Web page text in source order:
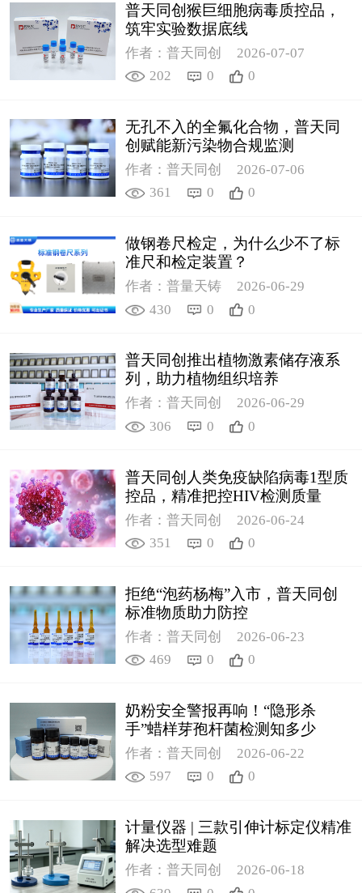
普天同创猴巨细胞病毒质控品，
筑牢实验数据底线
作者：普天同创
2026-07-07
202
0 0
无孔不入的全氟化合物，普天同
创赋能新污染物合规监测
作者：普天同创
2026-07-06
361
0 0
做钢卷尺检定，为什么少不了标
准尺和检定装置？
作者：普量天铸
2026-06-29
430
0 0
普天同创推出植物激素储存液系
列，助力植物组织培养
作者：普天同创
2026-06-29
306
0 0
普天同创人类免疫缺陷病毒1型质
控品，精准把控HIV检测质量
作者：普天同创
2026-06-24
351
0 0
拒绝“泡药杨梅”入市，普天同创
标准物质助力防控
作者：普天同创
2026-06-23
469
0 0
奶粉安全警报再响！“隐形杀
手”蜡样芽孢杆菌检测知多少
作者：普天同创
2026-06-22
597
0 0
计量仪器 | 三款引伸计标定仪精准
解决选型难题
作者：普天同创
2026-06-18